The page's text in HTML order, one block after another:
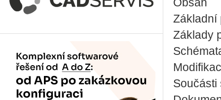
Obsah
Základní
Základy
Součásti